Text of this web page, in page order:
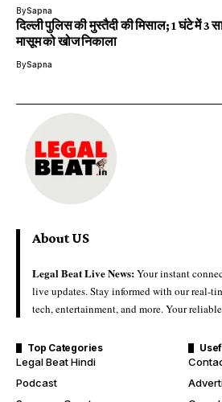
BySapna
दिल्ली पुलिस की मुस्तैदी की मिसाल; 1 घंटे में 3
मासूम को खोज निकाला
BySapna
About US
Legal Beat Live News:Your instant
live updates. Stay informed with our real-
tech, entertainment, and more. Your
Top Categories
Legal Beat Hindi
Podcast